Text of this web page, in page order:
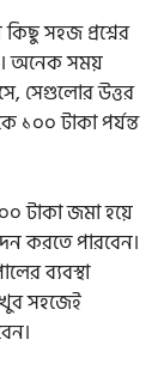
সহজ প্রশ্নের
অনেক সময়
সেগুলোর উত্তর
১০০ টাকা পর্যন্ত
টাকা জমা হয়ে
করতে পারবেন।
ব্যবস্থা
খুব সহজেই